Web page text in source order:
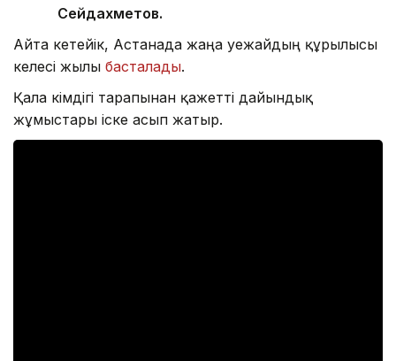
Сейдахметов.
Айта кетейік, Астанада жаңа әуежайдың құрылысы
келесі жылы басталады.
Қала әкімдігі тарапынан қажетті дайындық
жұмыстары іске асып жатыр.